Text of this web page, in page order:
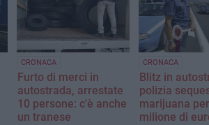
CRONACA
Furto di merci in
autostrada, arrestate
10 persone: c'è anche
un tranese
CRONACA
Blitz in
polizia
marijuana
milione di